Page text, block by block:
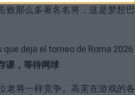
败那么多著名名将，这是梦想巴
课，等待网球
老将一样竞争。高芙在游戏的各